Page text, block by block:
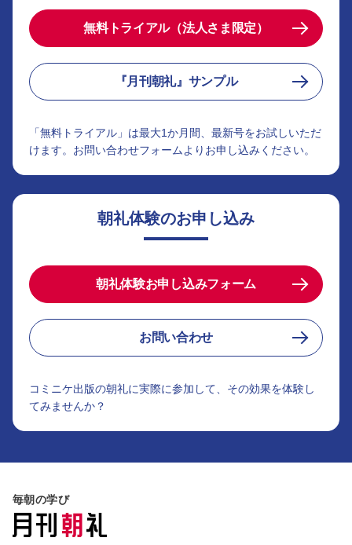
無料トライアル（法人さま限定）
『月刊朝礼』サンプル
「無料トライアル」は最大1か月間、最新号をお試しいただ
けます。お問い合わせフォームよりお申し込みください。
朝礼体験のお申し込み
朝礼体験お申し込みフォーム
お問い合わせ
コミニケ出版の朝礼に実際に参加して、その効果を体験し
てみませんか？
毎朝の学び